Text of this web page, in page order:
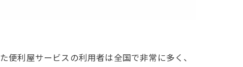
利屋サービスの利用者は全国で非常に多く、